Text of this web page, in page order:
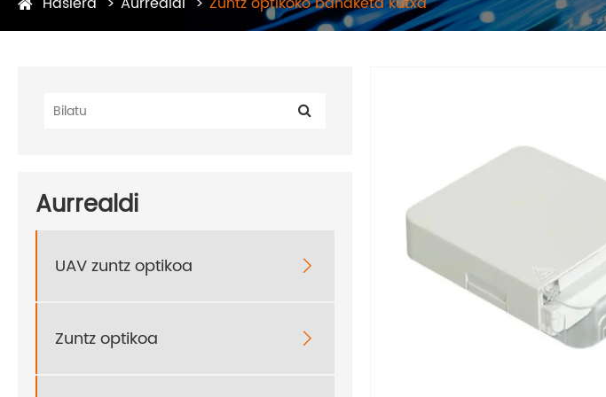
Aurrealdi
UAV zuntz optikoa 
Zuntz optikoa 